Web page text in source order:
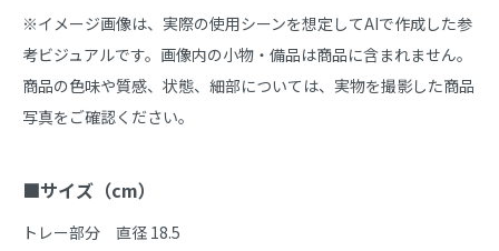
商品説明
※イメージ画像は、実際の使用シーンを想定してAIで作成した参
考ビジュアルです。画像内の小物・備品は商品に含まれません。
商品の色味や質感、状態、細部については、実物を撮影した商品
写真をご確認ください。
■サイズ（cm）
トレー部分　直径 18.5